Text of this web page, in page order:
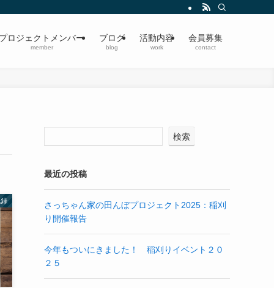
プロジェクトメンバー
member
ブログ
blog
活動内容
work
会員募集
contact
検索
最近の投稿
さっちゃん家の田んぼプロジェクト2025：稲刈
り開催報告
今年もついにきました！ 稲刈りイベント２０
２５